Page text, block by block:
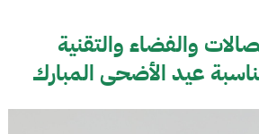
والفضاء والتقنية
عيد الأضحى المبارك